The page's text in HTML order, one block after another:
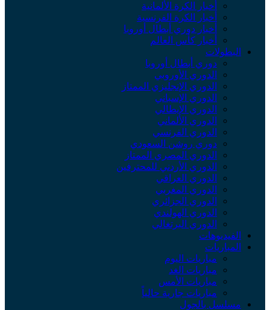
أخبار الكرة الألمانية
أخبار الكرة الفرنسية
أخبار دوري أبطال أوروبا
أخبار كأس العالم
البطولات
دوري أبطال أوروبا
الدوري الأوروبي
الدوري الإنجليزي الممتاز
الدوري الإسباني
الدوري الإيطالي
الدوري الألماني
الدوري الفرنسي
دوري روشن السعودي
الدوري المصري الممتاز
الدوري الأردني للمحترفين
الدوري العراقي
الدوري المغربي
الدوري الجزائري
الدوري الهولندي
الدوري البرتغالي
الفيديوهات
المباريات
مباريات اليوم
مباريات الغد
مباريات الأمس
مباريات جارية حالياً
مسلسل بالجول